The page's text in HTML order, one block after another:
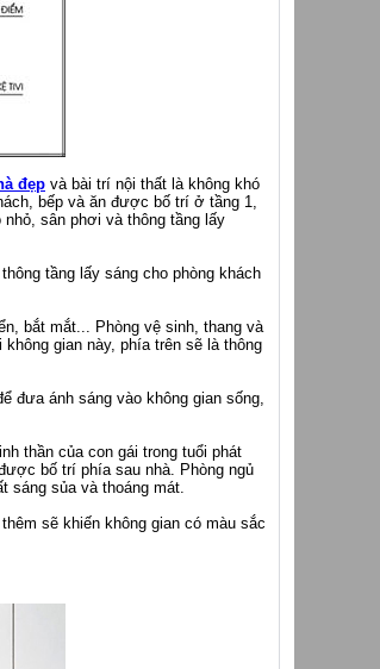
đẹp và bài trí nội thất là không khó
bếp và ăn được bố trí ở tầng 1,
sân phơi và thông tầng lấy
tầng lấy sáng cho phòng khách
bắt mắt... Phòng vệ sinh, thang và
gian này, phía trên sẽ là thông
đưa ánh sáng vào không gian sống,
thần của con gái trong tuổi phát
bố trí phía sau nhà. Phòng ngủ
sáng sủa và thoáng mát.
sẽ khiến không gian có màu sắc